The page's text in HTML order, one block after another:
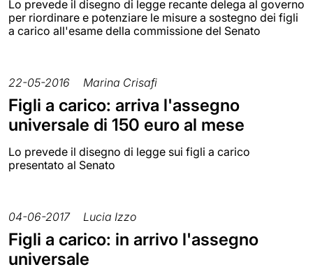
Lo prevede il disegno di legge recante delega al governo
per riordinare e potenziare le misure a sostegno dei figli
a carico all'esame della commissione del Senato
22-05-2016 Marina Crisafi
Figli a carico: arriva l'assegno
universale di 150 euro al mese
Lo prevede il disegno di legge sui figli a carico
presentato al Senato
04-06-2017 Lucia Izzo
Figli a carico: in arrivo l'assegno
universale